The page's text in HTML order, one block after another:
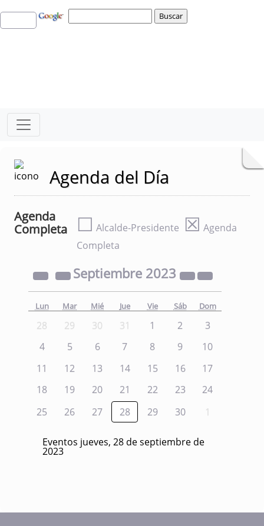
Agenda del Día
Agenda
Completa
☐ Alcalde-Presidente ☒ Agenda
Completa
Septiembre 2023
Lun Mar Mié Jue Vie Sáb Dom
28 29 30 31 1 2
3
4
5 6 7 8 9
10
11
12 13 14 15 16
17
18
19 20 21 22 23
24
25
26 27 28 29 30 1
Eventos jueves, 28 de septiembre de
2023